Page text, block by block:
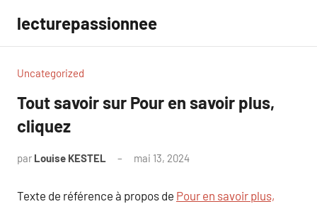
contenu
lecturepassionnee
Uncategorized
Tout savoir sur Pour en savoir plus,
cliquez
par Louise KESTEL mai 13, 2024
Texte de référence à propos de Pour en savoir plus,